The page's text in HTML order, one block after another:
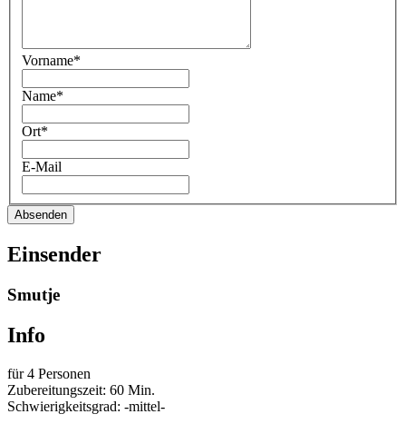
Vorname*
Name*
Ort*
E-Mail
Absenden
Einsender
Smutje
Info
für 4 Personen
Zubereitungszeit: 60 Min.
Schwierigkeitsgrad: -mittel-